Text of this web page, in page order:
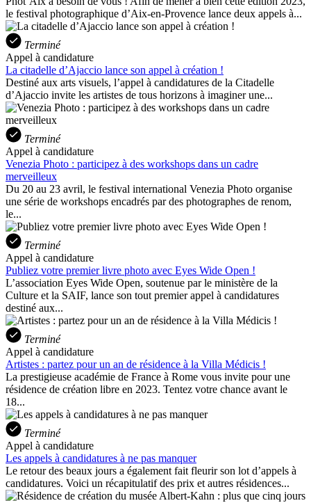
le festival photographique d’Aix-en-Provence lance deux appels à...
Terminé
Appel à candidature
La citadelle d’Ajaccio lance son appel à création !
Destiné aux arts visuels, l’appel à candidatures de la Citadelle
d’Ajaccio invite les artistes de tous horizons à imaginer une...
Terminé
Appel à candidature
Venezia Photo : participez à des workshops dans un cadre
merveilleux
Du 20 au 23 avril, le festival international Venezia Photo organise
une série de workshops encadrés par des photographes de renom,
le...
Terminé
Appel à candidature
Publiez votre premier livre photo avec Eyes Wide Open !
L’association Eyes Wide Open, soutenue par le ministère de la
Culture et la SAIF, lance son tout premier appel à candidatures
destiné aux...
Terminé
Appel à candidature
Artistes : partez pour un an de résidence à la Villa Médicis !
La prestigieuse académie de France à Rome vous invite pour une
résidence de création libre en 2023. Tentez votre chance avant le
18...
Terminé
Appel à candidature
Les appels à candidatures à ne pas manquer
Le retour des beaux jours a également fait fleurir son lot d’appels à
candidatures. Voici un récapitulatif des prix et autres résidences...